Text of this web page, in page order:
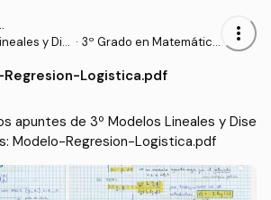
y Dis
· 3º Grado en Matemática
more_vert
Logistica.pdf
apuntes de 3º Modelos Lineales y Dise
Modelo-Regresion-Logistica.pdf